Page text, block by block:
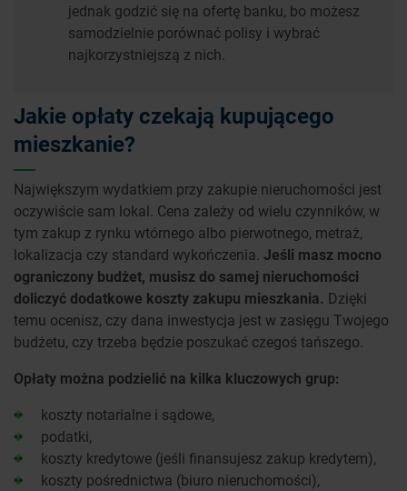
jednak godzić się na ofertę banku, bo możesz
samodzielnie porównać polisy i wybrać
najkorzystniejszą z nich.
Jakie opłaty czekają kupującego
mieszkanie?
Największym wydatkiem przy zakupie nieruchomości jest
oczywiście sam lokal. Cena zależy od wielu czynników, w
tym zakup z rynku wtórnego albo pierwotnego, metraż,
lokalizacja czy standard wykończenia. Jeśli masz mocno
ograniczony budżet, musisz do samej nieruchomości
doliczyć dodatkowe koszty zakupu mieszkania. Dzięki
temu ocenisz, czy dana inwestycja jest w zasięgu Twojego
budżetu, czy trzeba będzie poszukać czegoś tańszego.
Opłaty można podzielić na kilka kluczowych grup:
koszty notarialne i sądowe,
podatki,
koszty kredytowe (jeśli finansujesz zakup kredytem),
koszty pośrednictwa (biuro nieruchomości),